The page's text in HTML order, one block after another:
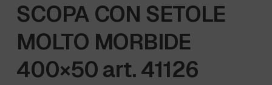
SCOPA CON SETOLE
MOLTO MORBIDE
400×50 art. 41126